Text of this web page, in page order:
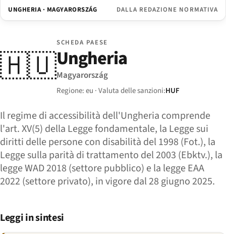
UNGHERIA · MAGYARORSZÁG DALLA REDAZIONE NORMATIVA
🇭🇺
SCHEDA PAESE
Ungheria
Magyarország
Regione: eu · Valuta delle sanzioni:HUF
Il regime di accessibilità dell'Ungheria comprende
l'art. XV(5) della Legge fondamentale, la Legge sui
diritti delle persone con disabilità del 1998 (Fot.), la
Legge sulla parità di trattamento del 2003 (Ebktv.), la
legge WAD 2018 (settore pubblico) e la legge EAA
2022 (settore privato), in vigore dal 28 giugno 2025.
Leggi in sintesi